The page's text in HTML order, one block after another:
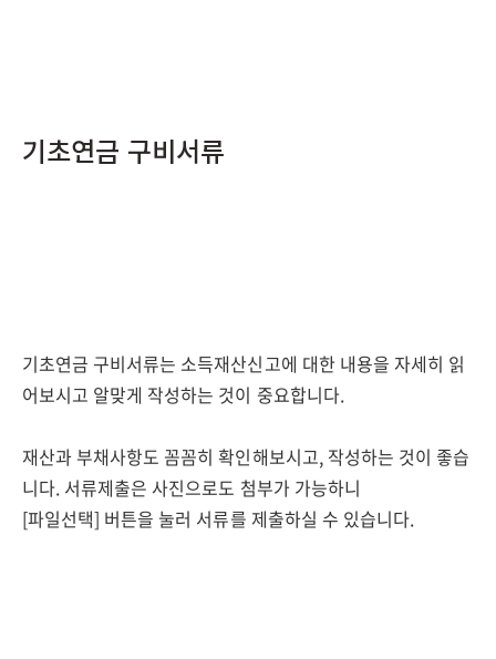
기초연금 구비서류
기초연금 구비서류는 소득재산신고에 대한 내용을 자세히 읽
어보시고 알맞게 작성하는 것이 중요합니다.
재산과 부채사항도 꼼꼼히 확인해보시고, 작성하는 것이 좋습
니다. 서류제출은 사진으로도 첨부가 가능하니
[파일선택] 버튼을 눌러 서류를 제출하실 수 있습니다.